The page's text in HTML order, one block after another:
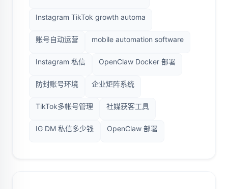
Instagram TikTok growth automa
账号自动运营 mobile automation software
Instagram 私信 OpenClaw Docker 部署
防封账号环境 企业矩阵系统
TikTok多帐号管理 社媒获客工具
IG DM 私信多少钱 OpenClaw 部署